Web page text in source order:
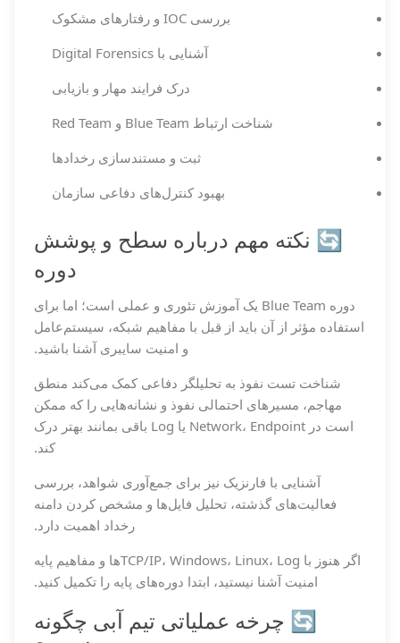
بررسی IOC و رفتارهای مشکوک
آشنایی با Digital Forensics
درک فرایند مهار و بازیابی
شناخت ارتباط Blue Team و Red Team
ثبت و مستندسازی رخدادها
بهبود کنترل‌های دفاعی سازمان
🔄 نکته مهم درباره سطح و پوشش
دوره
دوره Blue Team یک آموزش تئوری و عملی است؛ اما برای
استفاده مؤثر از آن باید از قبل با مفاهیم شبکه، سیستم‌عامل
و امنیت سایبری آشنا باشید.
شناخت تست نفوذ به تحلیلگر دفاعی کمک می‌کند منطق
مهاجم، مسیرهای احتمالی نفوذ و نشانه‌هایی را که ممکن
است در Network، Endpoint یا Log باقی بمانند بهتر درک
کند.
آشنایی با فارنزیک نیز برای جمع‌آوری شواهد، بررسی
فعالیت‌های گذشته، تحلیل فایل‌ها و مشخص کردن دامنه
رخداد اهمیت دارد.
اگر هنوز با TCP/IP، Windows، Linux، Logها و مفاهیم پایه
امنیت آشنا نیستید، ابتدا دوره‌های پایه را تکمیل کنید.
🔄 چرخه عملیاتی تیم آبی چگونه